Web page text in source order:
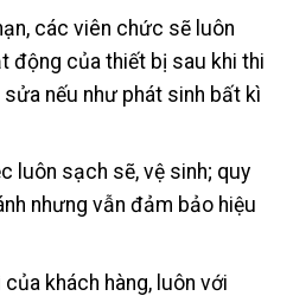
các viên chức sẽ luôn
động của thiết bị sau khi thi
nếu như phát sinh bất kì
luôn sạch sẽ, vệ sinh; quy
nhưng vẫn đảm bảo hiệu
khách hàng, luôn với